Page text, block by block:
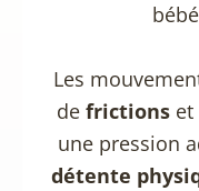
Les
de frictionset
une pression
détente